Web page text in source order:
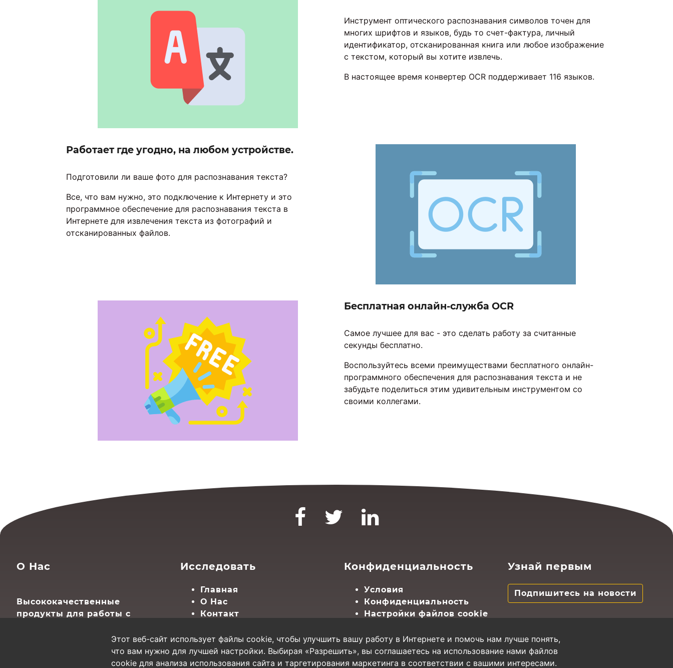
Инструмент оптического распознавания символов точен для
многих шрифтов и языков, будь то счет-фактура, личный
идентификатор, отсканированная книга или любое изображение
с текстом, который вы хотите извлечь.
В настоящее время конвертер OCR поддерживает 116 языков.
Работает где угодно, на любом устройстве.
Подготовили ли ваше фото для распознавания текста?
Все, что вам нужно, это подключение к Интернету и это
программное обеспечение для распознавания текста в
Интернете для извлечения текста из фотографий и
отсканированных файлов.
Бесплатная онлайн-служба OCR
Самое лучшее для вас - это сделать работу за считанные
секунды бесплатно.
Воспользуйтесь всеми преимуществами бесплатного онлайн-
программного обеспечения для распознавания текста и не
забудьте поделиться этим удивительным инструментом со
своими коллегами.
О Нас
Высококачественные
продукты для работы с
Конвертируйте ваши PDF-
файлы онлайн, бесплатно и
без вреда для окружающей
Исследовать
Главная
О Нас
Контакт
Конфиденциальность
Условия
Конфиденциальность
Настройки файлов cookie
Узнай первым
Подпишитесь на новости
Этот веб-сайт использует файлы cookie, чтобы улучшить вашу работу в Интернете и помочь нам лучше понять,
что вам нужно для лучшей настройки. Выбирая «Разрешить», вы соглашаетесь на использование нами файлов
cookie для анализа использования сайта и таргетирования маркетинга в соответствии с вашими интересами.